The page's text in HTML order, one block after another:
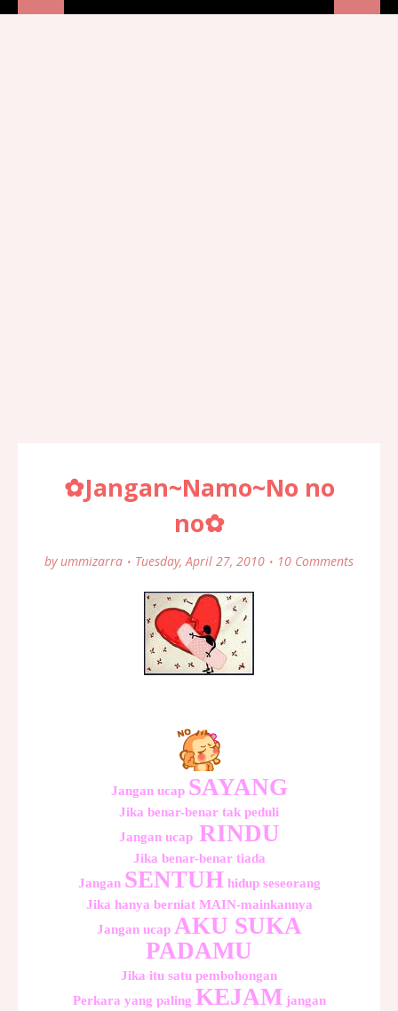
✿Jangan~Namo~No no
no✿
by ummizarra Tuesday, April 27, 2010 10 Comments
Jangan ucap SAYANG
Jika benar-benar tak peduli
Jangan ucapRINDU
Jika benar-benar tiada
Jangan SENTUH hidup seseorang
Jika hanya berniat MAIN-mainkannya
Jangan ucap AKU SUKA
PADAMU
Jika itu satu pembohongan
Perkara yang paling KEJAM jangan